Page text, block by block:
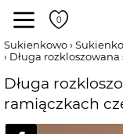
Sukienkowo
Długa
Długa
ramiączkach